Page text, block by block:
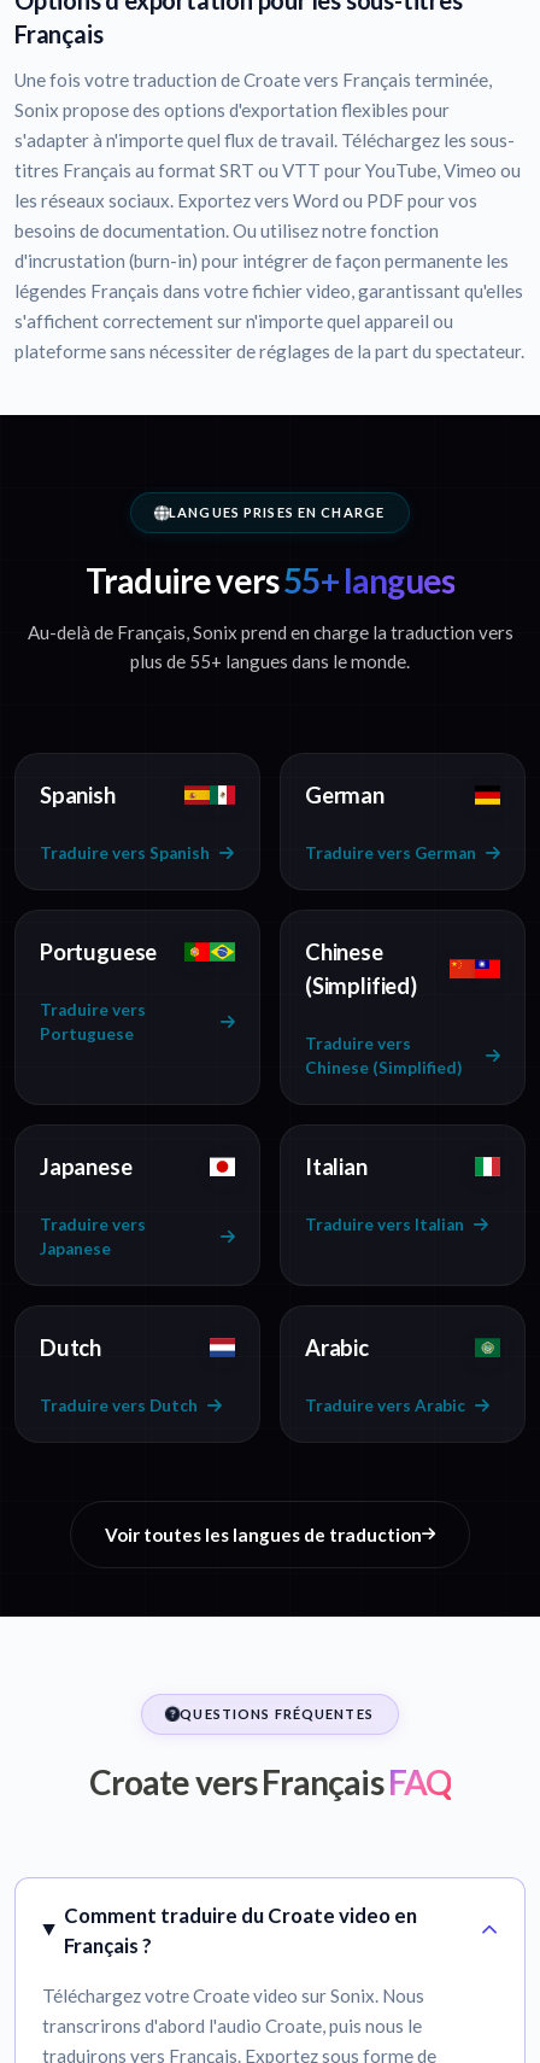
Français
Une fois votre traduction de Croate vers Français terminée,
Sonix propose des options d'exportation flexibles pour
s'adapter à n'importe quel flux de travail. Téléchargez les sous-
titres Français au format SRT ou VTT pour YouTube, Vimeo ou
les réseaux sociaux. Exportez vers Word ou PDF pour vos
besoins de documentation. Ou utilisez notre fonction
d'incrustation (burn-in) pour intégrer de façon permanente les
légendes Français dans votre fichier video, garantissant qu'elles
s'affichent correctement sur n'importe quel appareil ou
plateforme sans nécessiter de réglages de la part du spectateur.
LANGUES PRISES EN CHARGE
Traduire vers55+ langues
Au-delà de Français, Sonix prend en charge la traduction vers
plus de 55+ langues dans le monde.
Spanish
Traduire vers Spanish
German
Traduire vers German
Portuguese
Traduire vers
Portuguese
Chinese
(Simplified)
Traduire vers
Chinese (Simplified)
Japanese
Traduire vers
Japanese
Italian
Traduire vers Italian
Dutch
Traduire vers Dutch
Arabic
Traduire vers Arabic
Voir toutes les langues de traduction
QUESTIONS FRÉQUENTES
Croate vers FrançaisFAQ
Comment traduire du Croate video en
Français ?
Téléchargez votre Croate video sur Sonix. Nous
transcrirons d'abord l'audio Croate, puis nous le
traduirons vers Français. Exportez sous forme de